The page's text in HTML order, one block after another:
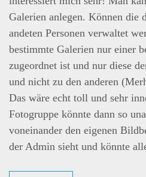
Galerien anlegen. Können die
andeten Personen verwaltet
bestimmte Galerien nur einer
zugeordnet ist und nur diese
und nicht zu den anderen
Das wäre echt toll und sehr
Fotogruppe könnte dann so
voneinander den eigenen
der Admin sieht und könnte